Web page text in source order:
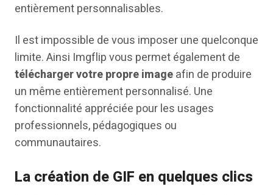
entièrement personnalisables.
Il est impossible de vous imposer une quelconque
limite. Ainsi Imgflip vous permet également de
télécharger votre propre imageafin de produire
un même entièrement personnalisé. Une
fonctionnalité appréciée pour les usages
professionnels, pédagogiques ou
communautaires.
La création de GIF en quelques clics